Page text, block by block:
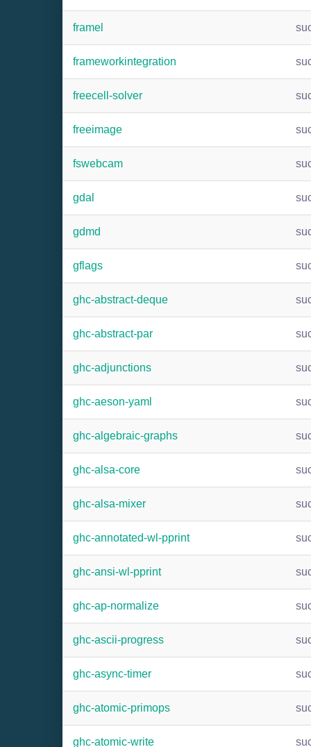
framel
frameworkintegration
freecell-solver
freeimage
fswebcam
gdal
gdmd
gflags
ghc-abstract-deque
ghc-abstract-par
ghc-adjunctions
ghc-aeson-yaml
ghc-algebraic-graphs
ghc-alsa-core
ghc-alsa-mixer
ghc-annotated-wl-pprint
ghc-ansi-wl-pprint
ghc-ap-normalize
ghc-ascii-progress
ghc-async-timer
ghc-atomic-primops
ghc-atomic-write